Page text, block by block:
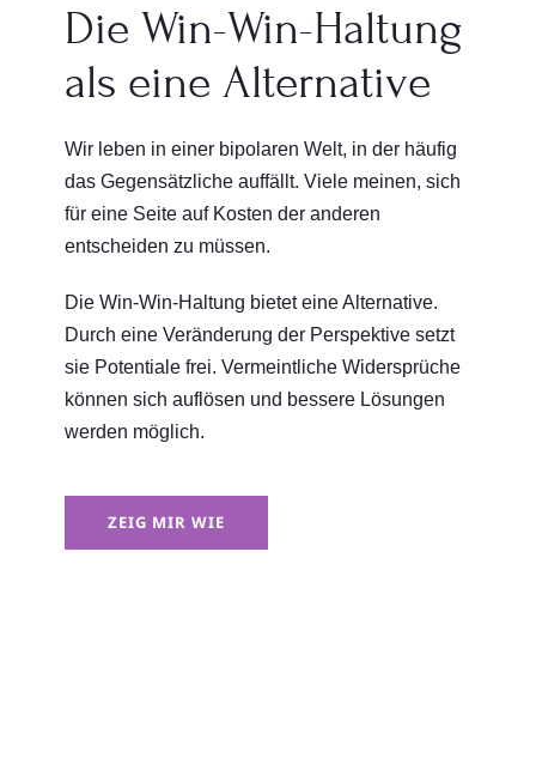
Die Win-Win-Haltung
als eine Alternative
Wir leben in einer bipolaren Welt, in der häufig
das Gegensätzliche auffällt. Viele meinen, sich
für eine Seite auf Kosten der anderen
entscheiden zu müssen.
Die Win-Win-Haltung bietet eine Alternative.
Durch eine Veränderung der Perspektive setzt
sie Potentiale frei. Vermeintliche Widersprüche
können sich auflösen und bessere Lösungen
werden möglich.
ZEIG MIR WIE